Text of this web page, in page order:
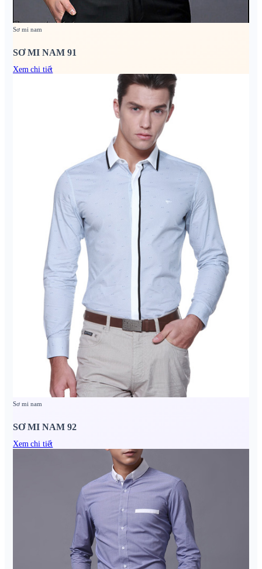
Sơ mi nam
SƠ MI NAM 91
Xem chi tiết
Sơ mi nam
SƠ MI NAM 92
Xem chi tiết